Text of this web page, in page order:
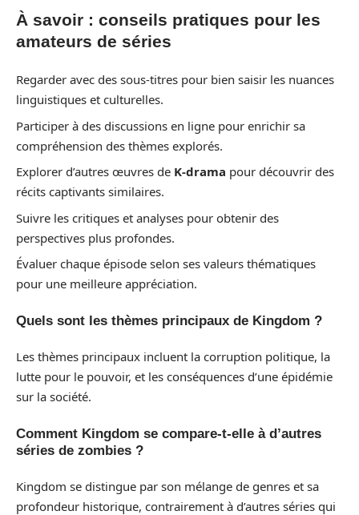
À savoir : conseils pratiques pour les
amateurs de séries
Regarder avec des sous-titres pour bien saisir les nuances
linguistiques et culturelles.
Participer à des discussions en ligne pour enrichir sa
compréhension des thèmes explorés.
Explorer d’autres œuvres de K-drama pour découvrir des
récits captivants similaires.
Suivre les critiques et analyses pour obtenir des
perspectives plus profondes.
Évaluer chaque épisode selon ses valeurs thématiques
pour une meilleure appréciation.
Quels sont les thèmes principaux de Kingdom ?
Les thèmes principaux incluent la corruption politique, la
lutte pour le pouvoir, et les conséquences d’une épidémie
sur la société.
Comment Kingdom se compare-t-elle à d’autres
séries de zombies ?
Kingdom se distingue par son mélange de genres et sa
profondeur historique, contrairement à d’autres séries qui